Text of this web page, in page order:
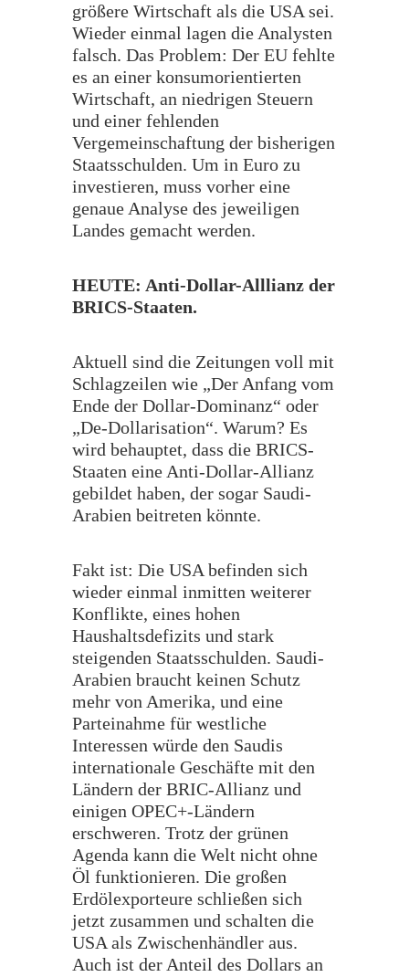
größere Wirtschaft als die USA sei.
Wieder einmal lagen die Analysten
falsch. Das Problem: Der EU fehlte
es an einer konsumorientierten
Wirtschaft, an niedrigen Steuern
und einer fehlenden
Vergemeinschaftung der bisherigen
Staatsschulden. Um in Euro zu
investieren, muss vorher eine
genaue Analyse des jeweiligen
Landes gemacht werden.
HEUTE: Anti-Dollar-Alllianz der
BRICS-Staaten.
Aktuell sind die Zeitungen voll mit
Schlagzeilen wie „Der Anfang vom
Ende der Dollar-Dominanz“ oder
„De-Dollarisation“. Warum? Es
wird behauptet, dass die BRICS-
Staaten eine Anti-Dollar-Allianz
gebildet haben, der sogar Saudi-
Arabien beitreten könnte.
Fakt ist: Die USA befinden sich
wieder einmal inmitten weiterer
Konflikte, eines hohen
Haushaltsdefizits und stark
steigenden Staatsschulden. Saudi-
Arabien braucht keinen Schutz
mehr von Amerika, und eine
Parteinahme für westliche
Interessen würde den Saudis
internationale Geschäfte mit den
Ländern der BRIC-Allianz und
einigen OPEC+-Ländern
erschweren. Trotz der grünen
Agenda kann die Welt nicht ohne
Öl funktionieren. Die großen
Erdölexporteure schließen sich
jetzt zusammen und schalten die
USA als Zwischenhändler aus.
Auch ist der Anteil des Dollars an